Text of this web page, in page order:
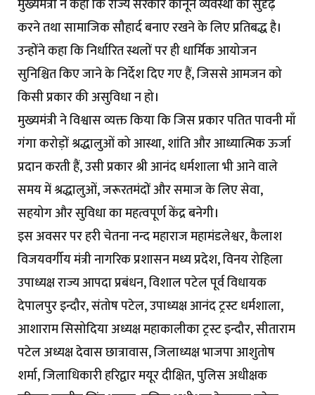
मुख्यमंत्री ने कहा कि राज्य सरकार कानून व्यवस्था को सुदृढ़
करने तथा सामाजिक सौहार्द बनाए रखने के लिए प्रतिबद्ध है।
उन्होंने कहा कि निर्धारित स्थलों पर ही धार्मिक आयोजन
सुनिश्चित किए जाने के निर्देश दिए गए हैं, जिससे आमजन को
किसी प्रकार की असुविधा न हो।
मुख्यमंत्री ने विश्वास व्यक्त किया कि जिस प्रकार पतित पावनी माँ
गंगा करोड़ों श्रद्धालुओं को आस्था, शांति और आध्यात्मिक ऊर्जा
प्रदान करती हैं, उसी प्रकार श्री आनंद धर्मशाला भी आने वाले
समय में श्रद्धालुओं, जरूरतमंदों और समाज के लिए सेवा,
सहयोग और सुविधा का महत्वपूर्ण केंद्र बनेगी।
इस अवसर पर हरी चेतना नन्द महाराज महामंडलेश्वर, कैलाश
विजयवर्गीय मंत्री नागरिक प्रशासन मध्य प्रदेश, विनय रोहिला
उपाध्यक्ष राज्य आपदा प्रबंधन, विशाल पटेल पूर्व विधायक
देपालपुर इन्दौर, संतोष पटेल, उपाध्यक्ष आनंद ट्रस्ट धर्मशाला,
आशाराम सिसोदिया अध्यक्ष महाकालीका ट्रस्ट इन्दौर, सीताराम
पटेल अध्यक्ष देवास छात्रावास, जिलाध्यक्ष भाजपा आशुतोष
शर्मा, जिलाधिकारी हरिद्वार मयूर दीक्षित, पुलिस अधीक्षक